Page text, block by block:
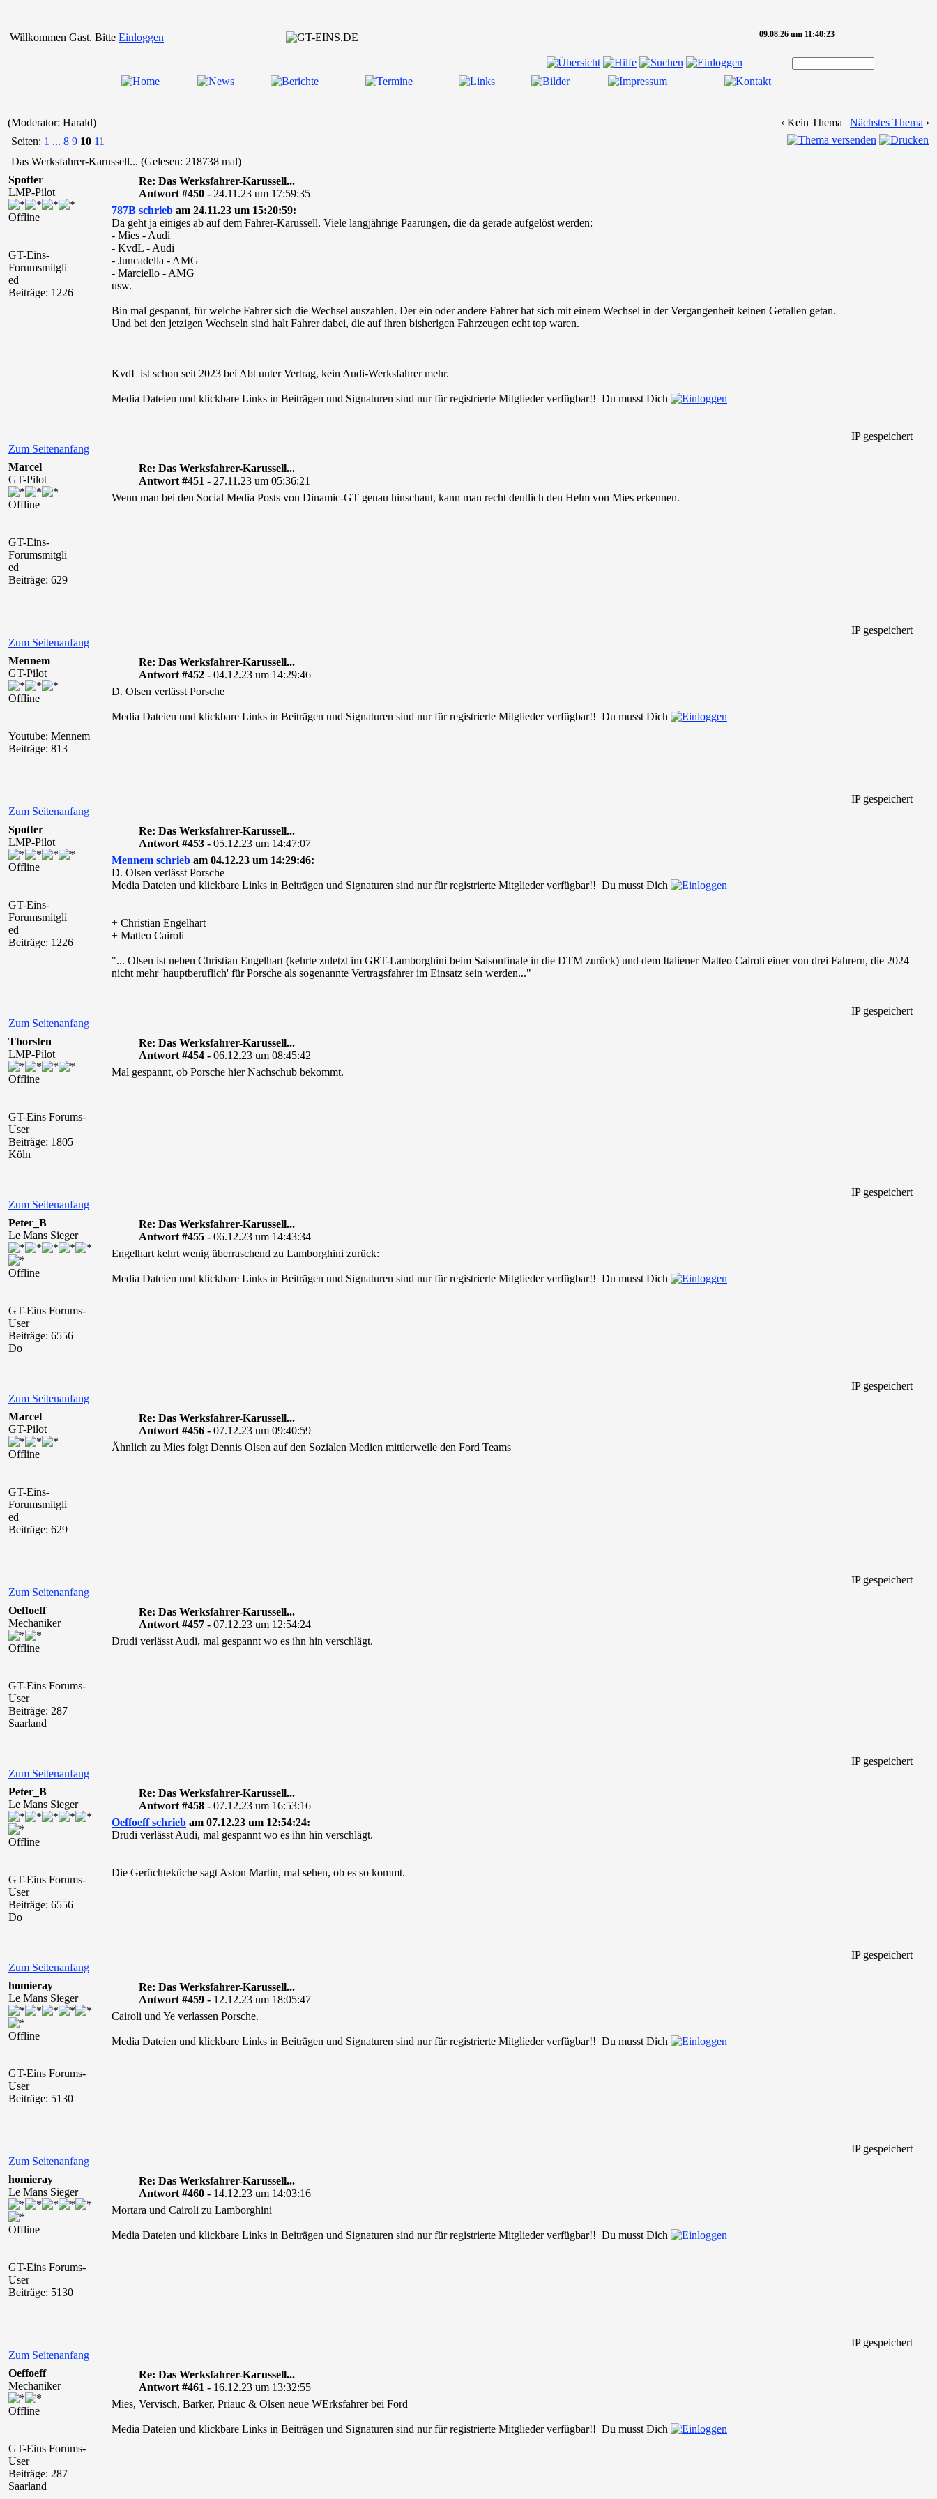
Willkommen Gast. Bitte Einloggen 09.08.26 um 11:40:23
(Moderator: Harald) ‹ Kein Thema | Nächstes Thema ›
Seiten: 1 ... 8 9 10 11
Das Werksfahrer-Karussell... (Gelesen: 218738 mal)
Spotter
LMP-Pilot
Offline
GT-Eins-
Forumsmitgli
ed
Beiträge: 1226
Re: Das Werksfahrer-Karussell...
Antwort #450 - 24.11.23 um 17:59:35
787B schrieb am 24.11.23 um 15:20:59:
Da geht ja einiges ab auf dem Fahrer-Karussell. Viele langjährige Paarungen, die da gerade aufgelöst werden:
- Mies - Audi
- KvdL - Audi
- Juncadella - AMG
- Marciello - AMG
usw.
Bin mal gespannt, für welche Fahrer sich die Wechsel auszahlen. Der ein oder andere Fahrer hat sich mit einem Wechsel in der Vergangenheit keinen Gefallen getan.
Und bei den jetzigen Wechseln sind halt Fahrer dabei, die auf ihren bisherigen Fahrzeugen echt top waren.
KvdL ist schon seit 2023 bei Abt unter Vertrag, kein Audi-Werksfahrer mehr.
Media Dateien und klickbare Links in Beiträgen und Signaturen sind nur für registrierte Mitglieder verfügbar!! Du musst Dich
Zum Seitenanfang
IP gespeichert
Marcel
GT-Pilot
Offline
GT-Eins-
Forumsmitgli
ed
Beiträge: 629
Re: Das Werksfahrer-Karussell...
Antwort #451 - 27.11.23 um 05:36:21
Wenn man bei den Social Media Posts von Dinamic-GT genau hinschaut, kann man recht deutlich den Helm von Mies erkennen.
Zum Seitenanfang
IP gespeichert
Mennem
GT-Pilot
Offline
Youtube: Mennem
Beiträge: 813
Re: Das Werksfahrer-Karussell...
Antwort #452 - 04.12.23 um 14:29:46
D. Olsen verlässt Porsche
Media Dateien und klickbare Links in Beiträgen und Signaturen sind nur für registrierte Mitglieder verfügbar!! Du musst Dich
Zum Seitenanfang
IP gespeichert
Spotter
LMP-Pilot
Offline
GT-Eins-
Forumsmitgli
ed
Beiträge: 1226
Re: Das Werksfahrer-Karussell...
Antwort #453 - 05.12.23 um 14:47:07
Mennem schrieb am 04.12.23 um 14:29:46:
D. Olsen verlässt Porsche
Media Dateien und klickbare Links in Beiträgen und Signaturen sind nur für registrierte Mitglieder verfügbar!! Du musst Dich
+ Christian Engelhart
+ Matteo Cairoli
"... Olsen ist neben Christian Engelhart (kehrte zuletzt im GRT-Lamborghini beim Saisonfinale in die DTM zurück) und dem Italiener Matteo Cairoli einer von drei Fahrern, die 2024
nicht mehr 'hauptberuflich' für Porsche als sogenannte Vertragsfahrer im Einsatz sein werden..."
Zum Seitenanfang
IP gespeichert
Thorsten
LMP-Pilot
Offline
GT-Eins Forums-
User
Beiträge: 1805
Köln
Re: Das Werksfahrer-Karussell...
Antwort #454 - 06.12.23 um 08:45:42
Mal gespannt, ob Porsche hier Nachschub bekommt.
Zum Seitenanfang
IP gespeichert
Peter_B
Le Mans Sieger
Offline
GT-Eins Forums-
User
Beiträge: 6556
Do
Re: Das Werksfahrer-Karussell...
Antwort #455 - 06.12.23 um 14:43:34
Engelhart kehrt wenig überraschend zu Lamborghini zurück:
Media Dateien und klickbare Links in Beiträgen und Signaturen sind nur für registrierte Mitglieder verfügbar!! Du musst Dich
Zum Seitenanfang
IP gespeichert
Marcel
GT-Pilot
Offline
GT-Eins-
Forumsmitgli
ed
Beiträge: 629
Re: Das Werksfahrer-Karussell...
Antwort #456 - 07.12.23 um 09:40:59
Ähnlich zu Mies folgt Dennis Olsen auf den Sozialen Medien mittlerweile den Ford Teams
Zum Seitenanfang
IP gespeichert
Oeffoeff
Mechaniker
Offline
GT-Eins Forums-
User
Beiträge: 287
Saarland
Re: Das Werksfahrer-Karussell...
Antwort #457 - 07.12.23 um 12:54:24
Drudi verlässt Audi, mal gespannt wo es ihn hin verschlägt.
Zum Seitenanfang
IP gespeichert
Peter_B
Le Mans Sieger
Offline
GT-Eins Forums-
User
Beiträge: 6556
Do
Re: Das Werksfahrer-Karussell...
Antwort #458 - 07.12.23 um 16:53:16
Oeffoeff schrieb am 07.12.23 um 12:54:24:
Drudi verlässt Audi, mal gespannt wo es ihn hin verschlägt.
Die Gerüchteküche sagt Aston Martin, mal sehen, ob es so kommt.
Zum Seitenanfang
IP gespeichert
homieray
Le Mans Sieger
Offline
GT-Eins Forums-
User
Beiträge: 5130
Re: Das Werksfahrer-Karussell...
Antwort #459 - 12.12.23 um 18:05:47
Cairoli und Ye verlassen Porsche.
Media Dateien und klickbare Links in Beiträgen und Signaturen sind nur für registrierte Mitglieder verfügbar!! Du musst Dich
Zum Seitenanfang
IP gespeichert
homieray
Le Mans Sieger
Offline
GT-Eins Forums-
User
Beiträge: 5130
Re: Das Werksfahrer-Karussell...
Antwort #460 - 14.12.23 um 14:03:16
Mortara und Cairoli zu Lamborghini
Media Dateien und klickbare Links in Beiträgen und Signaturen sind nur für registrierte Mitglieder verfügbar!! Du musst Dich
Zum Seitenanfang
IP gespeichert
Oeffoeff
Mechaniker
Offline
GT-Eins Forums-
User
Beiträge: 287
Saarland
Re: Das Werksfahrer-Karussell...
Antwort #461 - 16.12.23 um 13:32:55
Mies, Vervisch, Barker, Priauc & Olsen neue WErksfahrer bei Ford
Media Dateien und klickbare Links in Beiträgen und Signaturen sind nur für registrierte Mitglieder verfügbar!! Du musst Dich